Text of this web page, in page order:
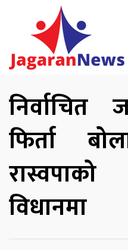
निर्वाचित
फिर्ता
विधानमा